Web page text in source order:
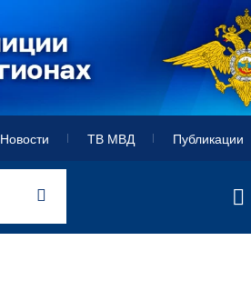
Новости ТВ МВД Публикации